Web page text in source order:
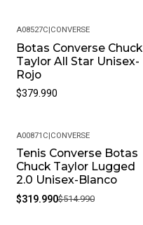
A08527C|CONVERSE
Botas Converse Chuck
Taylor All Star Unisex-
Rojo
$379.990
-38%
A00871C|CONVERSE
Tenis Converse Botas
Chuck Taylor Lugged
2.0 Unisex-Blanco
$319.990$514.990